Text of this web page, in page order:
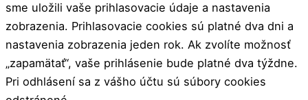
sme uložili vaše prihlasovacie údaje a nastavenia
zobrazenia. Prihlasovacie cookies sú platné dva dni a
nastavenia zobrazenia jeden rok. Ak zvolíte možnosť
„zapamätať“, vaše prihlásenie bude platné dva týždne.
Pri odhlásení sa z vášho účtu sú súbory cookies